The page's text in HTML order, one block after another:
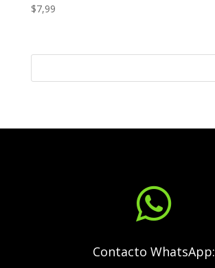
$7,99

Contacto WhatsApp: